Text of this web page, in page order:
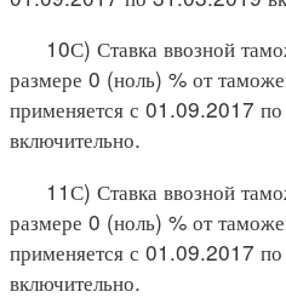
10С) Ставка ввозной
размере 0 (ноль) % от
применяется с 01.09.2017
включительно.
11С) Ставка ввозной
размере 0 (ноль) % от
применяется с 01.09.2017
включительно.